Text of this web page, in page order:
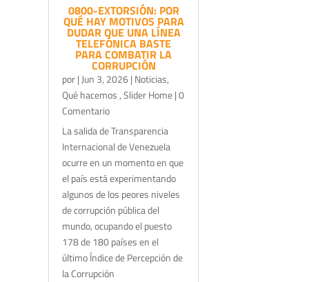
0800-EXTORSIÓN: POR
QUÉ HAY MOTIVOS PARA
DUDAR QUE UNA LÍNEA
TELEFÓNICA BASTE
PARA COMBATIR LA
CORRUPCIÓN
por| Jun 3, 2026| Noticias,
Qué hacemos ,Slider Home| 0
Comentario
La salida de Transparencia
Internacional de Venezuela
ocurre en un momento en que
el país está experimentando
algunos de los peores niveles
de corrupción pública del
mundo, ocupando el puesto
178 de 180 países en el
último Índice de Percepción de
la Corrupción